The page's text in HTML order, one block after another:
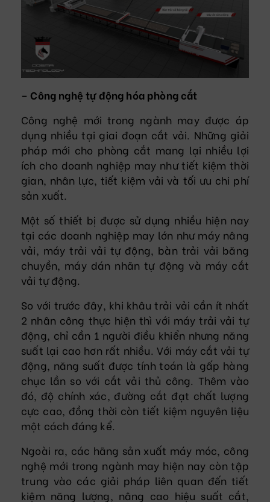
– Công nghệ tự động hóa phòng cắt
Công nghệ mới trong ngành may được áp
dụng nhiều tại giai đoạn cắt vải. Những giải
pháp mới cho phòng cắt mang lại nhiều lợi
ích cho doanh nghiệp may như tiết kiệm thời
gian, nhân lực, tiết kiệm vải và tối ưu chi phí
sản xuất.
Một số thiết bị được sử dụng nhiều hiện nay
tại các doanh nghiệp may lớn như máy nâng
vải, máy trải vải tự động, bàn trải vải băng
chuyền, máy dán nhãn tự động và máy cắt
vải tự động.
So với trước đây, khi khâu trải vải cần ít nhất
2 nhân công thực hiện thì với máy trải vải tự
động, chỉ cần 1 người điều khiển nhưng năng
suất lại cao hơn rất nhiều. Với máy cắt vải tự
động, năng suất được tính toán là gấp hàng
chục lần so với cắt vải thủ công. Thêm vào
đó, độ chính xác, đường cắt đạt chất lượng
cực cao, đồng thời còn tiết kiệm nguyên liệu
một cách đáng kể.
Ngoài ra, các hãng sản xuất máy móc, công
nghệ mới trong ngành may hiện nay còn tập
trung vào các giải pháp liên quan đến tiết
kiệm năng lượng, nâng cao hiệu suất cắt,